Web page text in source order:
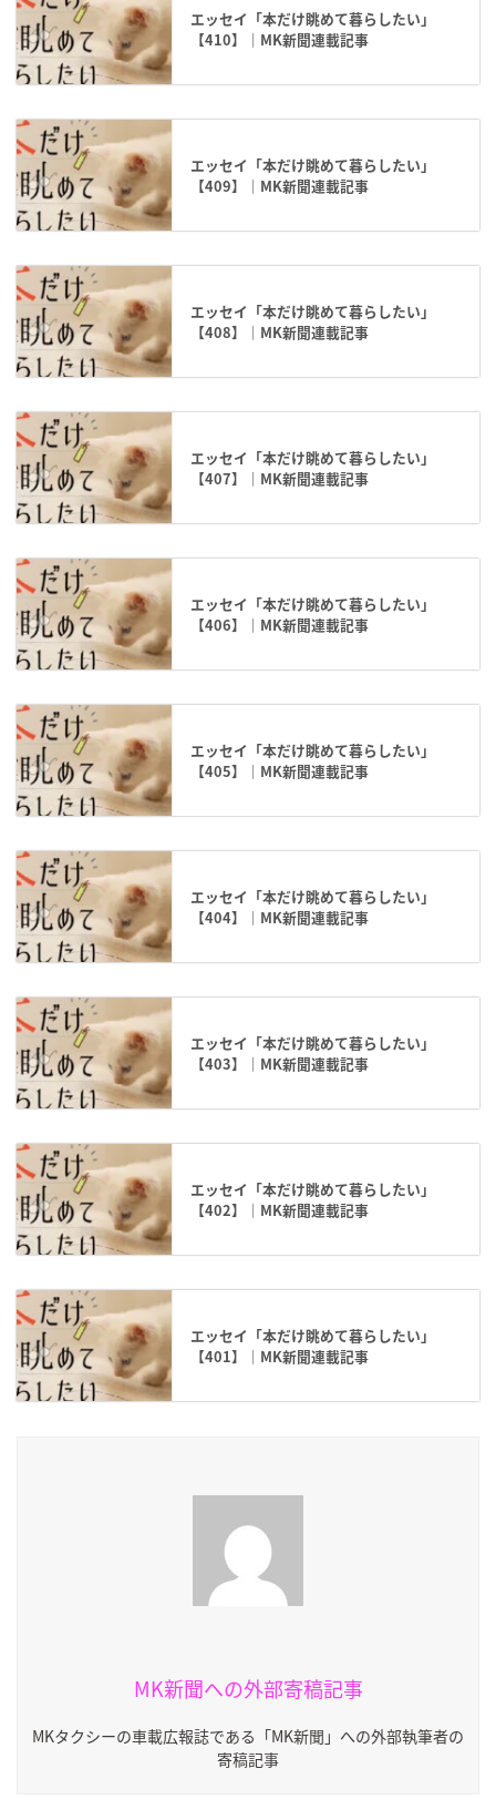
エッセイ「本だけ眺めて暮らしたい」
【410】｜MK新聞連載記事
エッセイ「本だけ眺めて暮らしたい」
【409】｜MK新聞連載記事
エッセイ「本だけ眺めて暮らしたい」
【408】｜MK新聞連載記事
エッセイ「本だけ眺めて暮らしたい」
【407】｜MK新聞連載記事
エッセイ「本だけ眺めて暮らしたい」
【406】｜MK新聞連載記事
エッセイ「本だけ眺めて暮らしたい」
【405】｜MK新聞連載記事
エッセイ「本だけ眺めて暮らしたい」
【404】｜MK新聞連載記事
エッセイ「本だけ眺めて暮らしたい」
【403】｜MK新聞連載記事
エッセイ「本だけ眺めて暮らしたい」
【402】｜MK新聞連載記事
エッセイ「本だけ眺めて暮らしたい」
【401】｜MK新聞連載記事
MK新聞への外部寄稿記事
MKタクシーの車載広報誌である「MK新聞」への外部執筆者の
寄稿記事